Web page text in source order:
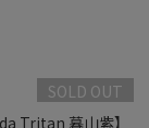
SOLD OUT
Tritan 暮山紫】